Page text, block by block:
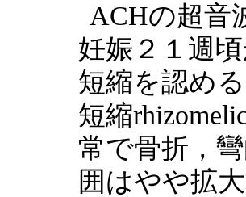
ACHの超音
妊娠２１週
短縮を認め
短縮
常で骨折，
囲はやや拡